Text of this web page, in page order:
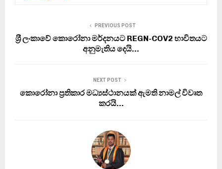
PREVIOUS POST
ශ‍්‍රී ලංකාවේ කොරෝනා මර්දනයට REGN-COV2 භාවිතයට
අනුමැතිය දෙයි…
NEXT POST
කොරෝනා ප්‍රතිකාර මධ්‍යස්ථානයක් ඇමති නාමල් විවෘත
කරයි…